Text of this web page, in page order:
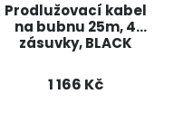
Prodlužovací kabel
na bubnu 25m, 4
zásuvky, BLACK
1 166 Kč